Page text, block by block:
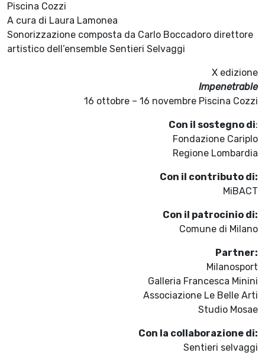
Piscina Cozzi
A cura di Laura Lamonea
Sonorizzazione composta da Carlo Boccadoro direttore
artistico dell’ensemble Sentieri Selvaggi
X edizione
Impenetrable
16 ottobre – 16 novembre Piscina Cozzi
Con il sostegno di:
Fondazione Cariplo
Regione Lombardia
Con il contributo di:
MiBACT
Con il patrocinio di:
Comune di Milano
Partner:
Milanosport
Galleria Francesca Minini
Associazione Le Belle Arti
Studio Mosae
Con la collaborazione di:
Sentieri selvaggi